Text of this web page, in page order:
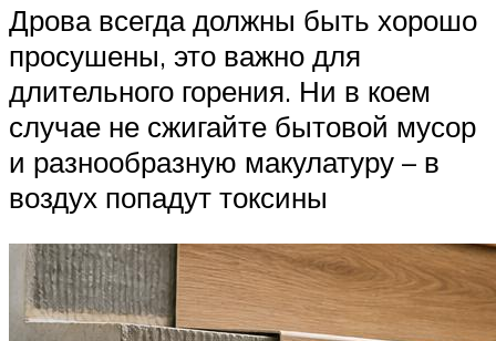
Дрова всегда должны быть хорошо
просушены, это важно для
длительного горения. Ни в коем
случае не сжигайте бытовой мусор
и разнообразную макулатуру – в
воздух попадут токсины